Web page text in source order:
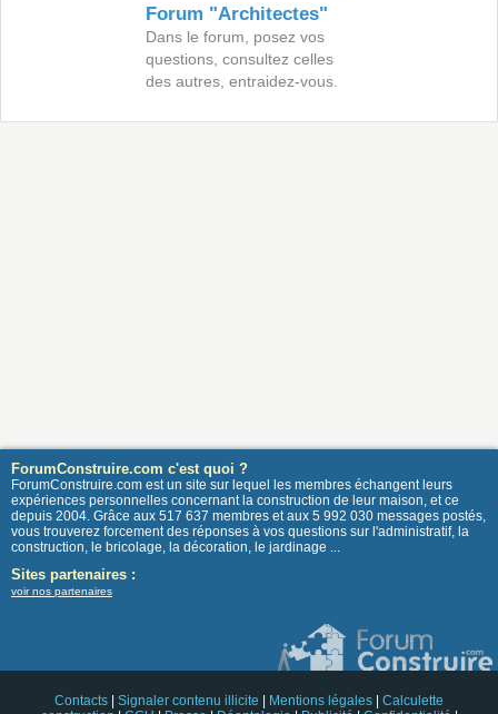
Forum "Architectes"
Dans le forum, posez vos
questions, consultez celles
des autres, entraidez-vous.
ForumConstruire.com c'est quoi ?
ForumConstruire.com est un site sur lequel les membres échangent leurs
expériences personnelles concernant la construction de leur maison, et ce
depuis 2004. Grâce aux 517 637 membres et aux 5 992 030 messages postés,
vous trouverez forcement des réponses à vos questions sur l'administratif, la
construction, le bricolage, la décoration, le jardinage ...
Sites partenaires :
voir nos partenaires
Contacts Signaler contenu illicite Mentions légales
Calculette